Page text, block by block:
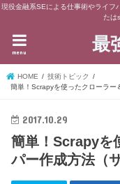
現役金融系SEによる仕事術やライフ
たは
最
menu
HOME
技術トピック
簡単！Scrapyを使ったクローラー
2017.10.29
簡単！Scrapyを
パー作成方法（